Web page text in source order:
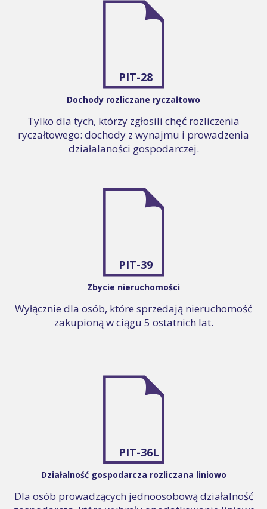
PIT-28
Dochody rozliczane ryczałtowo
Tylko dla tych, którzy zgłosili chęć rozliczenia
ryczałtowego: dochody z wynajmu i prowadzenia
działalaności gospodarczej.
PIT-39
Zbycie nieruchomości
Wyłącznie dla osób, które sprzedają nieruchomość
zakupioną w ciągu 5 ostatnich lat.
PIT-36L
Działalność gospodarcza rozliczana liniowo
Dla osób prowadzących jednoosobową działalność